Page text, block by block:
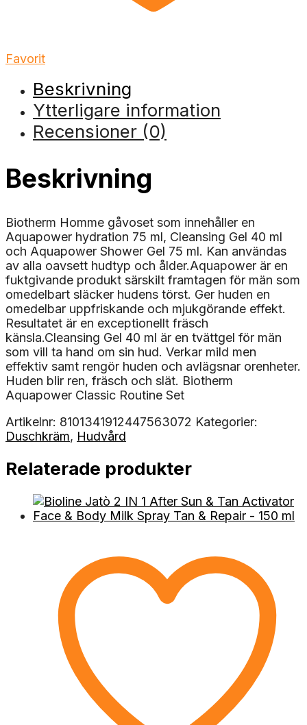
Favorit
Beskrivning
Ytterligare information
Recensioner (0)
Beskrivning
Biotherm Homme gåvoset som innehåller en
Aquapower hydration 75 ml, Cleansing Gel 40 ml
och Aquapower Shower Gel 75 ml. Kan användas
av alla oavsett hudtyp och ålder.Aquapower är en
fuktgivande produkt särskilt framtagen för män som
omedelbart släcker hudens törst. Ger huden en
omedelbar uppfriskande och mjukgörande effekt.
Resultatet är en exceptionellt fräsch
känsla.Cleansing Gel 40 ml är en tvättgel för män
som vill ta hand om sin hud. Verkar mild men
effektiv samt rengör huden och avlägsnar orenheter.
Huden blir ren, fräsch och slät. Biotherm
Aquapower Classic Routine Set
Artikelnr: 8101341912447563072 Kategorier:
Duschkräm, Hudvård
Relaterade produkter